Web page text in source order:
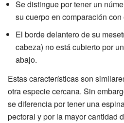
Se distingue por tener un
su cuerpo en comparación
El borde delantero de su
cabeza) no está cubierto por
abajo.
Estas características son
otra especie cercana. Sin
se diferencia por tener una
pectoral y por la mayor cantidad